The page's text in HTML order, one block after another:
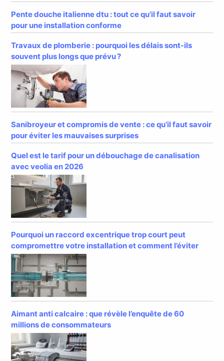
Pente douche italienne dtu : tout ce qu’il faut savoir
pour une installation conforme
Travaux de plomberie : pourquoi les délais sont-ils
souvent plus longs que prévu ?
Sanibroyeur et compromis de vente : ce qu’il faut savoir
pour éviter les mauvaises surprises
Quel est le tarif pour un débouchage de canalisation
avec veolia en 2026
Pourquoi un raccord excentrique trop court peut
compromettre votre installation et comment l’éviter
Aimant anti calcaire : que révèle l’enquête de 60
millions de consommateurs